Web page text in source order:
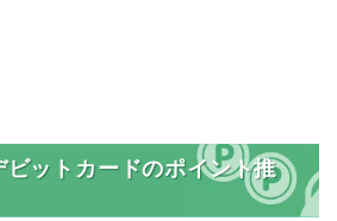
ットカードのポイント推